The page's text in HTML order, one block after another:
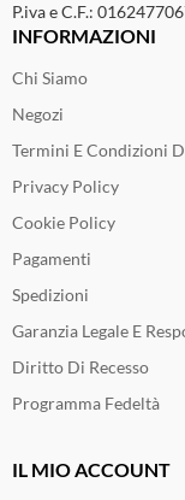
P.iva e C.F.:
INFORMAZIONI
Chi Siamo
Negozi
Termini E Condizioni
Privacy Policy
Cookie Policy
Pagamenti
Spedizioni
Garanzia Legale E
Diritto Di Recesso
Programma Fedeltà
IL MIO ACCOUNT